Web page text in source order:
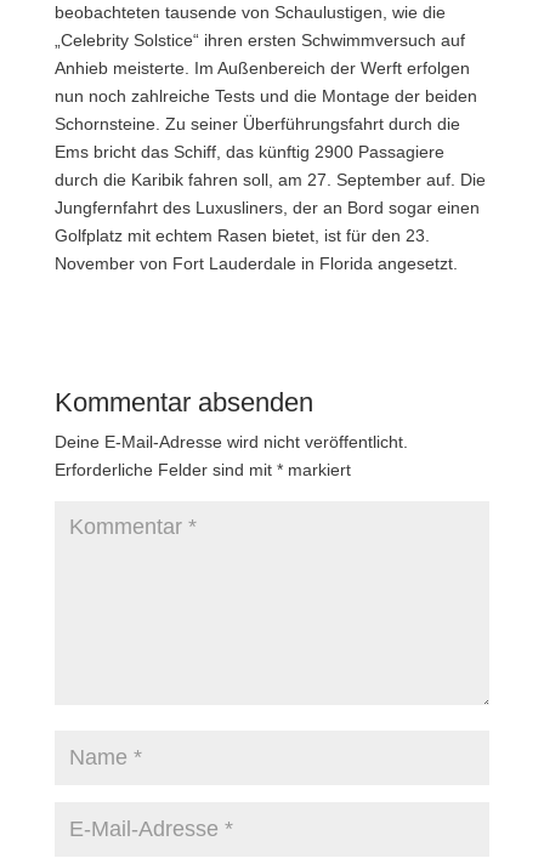
beobachteten tausende von Schaulustigen, wie die
„Celebrity Solstice“ ihren ersten Schwimmversuch auf
Anhieb meisterte. Im Außenbereich der Werft erfolgen
nun noch zahlreiche Tests und die Montage der beiden
Schornsteine. Zu seiner Überführungsfahrt durch die
Ems bricht das Schiff, das künftig 2900 Passagiere
durch die Karibik fahren soll, am 27. September auf. Die
Jungfernfahrt des Luxusliners, der an Bord sogar einen
Golfplatz mit echtem Rasen bietet, ist für den 23.
November von Fort Lauderdale in Florida angesetzt.
Kommentar absenden
Deine E-Mail-Adresse wird nicht veröffentlicht.
Erforderliche Felder sind mit *markiert